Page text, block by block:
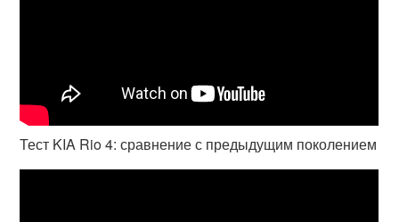
Тест KIA Rio 4: сравнение с предыдущим поколением